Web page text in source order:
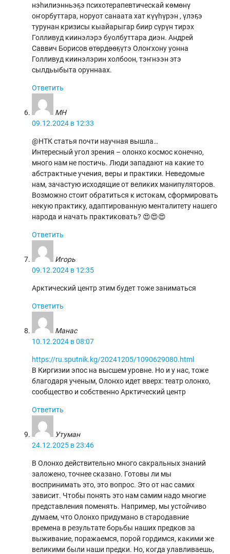
нэһилиэнньэҕэ психотерапевтическай көмөнү
оҥорбуттара, норуот санаата хат күүһүрэн , үлэҕэ
турунан кризисы кыайарыгар биир сүрүн тирэх
Голливуд киинэлэрэ буолбуттара диэн. Андрей
Саввич Борисов өтөрдөөҕүтэ Олоҥхону уонна
Голливуд киинэлэрин холбоон, тэҥнээн этэ
сылдьыбыта оруннаах.
Ответить
МН
09.12.2024 в 12:33
@⁨НТК⁩ статья почти научная вышла…
Интересный угол зрения – олонхо космос конечно,
много нам не постичь. Люди западают на какие то
абстрактные учения, веры и практики. Неведомые
нам, зачастую исходящие от великих манипуляторов.
Возможно стоит обратиться к истокам, сформировать
некую практику, адаптированную менталитету нашего
народа и начать практиковать? 😍😍😍
Ответить
Игорь
09.12.2024 в 12:35
Арктический центр этим будет тоже заниматься
Ответить
Манас
10.12.2024 в 08:07
https://ru.sputnik.kg/20241205/1090629080.html
В Киргизии эпос на высшем уровне. Но и у нас, тоже
благодаря ученым, Олонхо идет вверх: театр олонхо,
сообщество и собственно Арктический центр
Ответить
Утуман
24.12.2025 в 23:46
В Олонхо действительно много сакральных знаний
заложено, точнее сказано. Готовы ли мы
воспринимать это, это вопрос. Это от нас самих
зависит. Чтобы понять это нам самим надо многие
представления поменять. Например, мы устойчиво
думаем, что Олонхо придумано в стародавние
времена в результате борьбы наших предков за
выживание, поражаемся, порой гордимся, какими же
великими были наши предки. Но, когда улавливаешь,